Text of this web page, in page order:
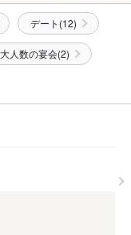
デート(12)
大人数の宴会(2)